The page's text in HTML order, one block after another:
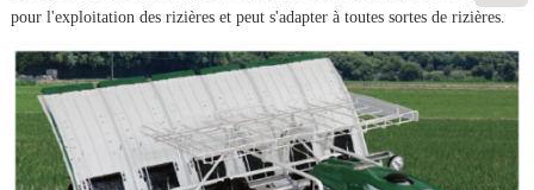
pour l'exploitation des rizières et peut s'adapter à toutes sortes de rizières.